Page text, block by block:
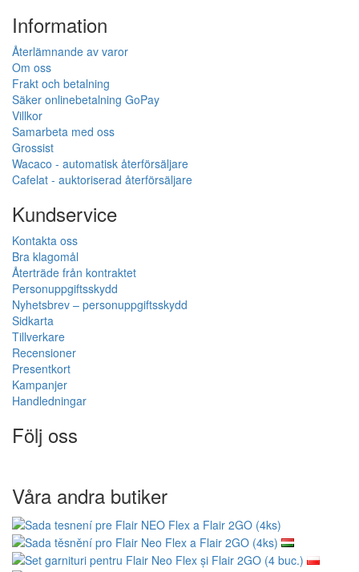
Information
Återlämnande av varor
Om oss
Frakt och betalning
Säker onlinebetalning GoPay
Villkor
Samarbeta med oss
Grossist
Wacaco - automatisk återförsäljare
Cafelat - auktoriserad återförsäljare
Kundservice
Kontakta oss
Bra klagomål
Återträde från kontraktet
Personuppgiftsskydd
Nyhetsbrev – personuppgiftsskydd
Sidkarta
Tillverkare
Recensioner
Presentkort
Kampanjer
Handledningar
Följ oss
Våra andra butiker